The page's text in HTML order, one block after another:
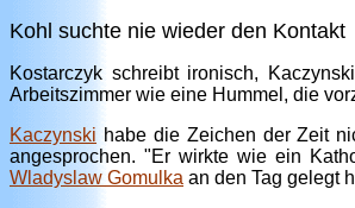
Kohl suchte nie wieder den Kontakt
Kostarczyk schreibt ironisch,
Arbeitszimmer wie eine Hummel, die
Kaczynski habe die Zeichen der Zeit
angesprochen. "Er wirkte wie ein
Wladyslaw Gomulka an den Tag gelegt